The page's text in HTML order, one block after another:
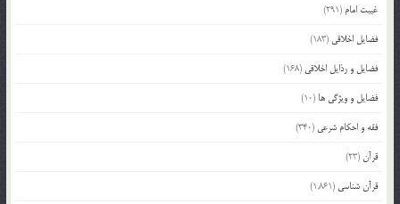
غیبت امام (291)
فضایل اخلاقی (183)
فضایل و رذایل اخلاقی (168)
فضایل و ویژگی ها (10)
فقه و احکام شرعی (340)
قرآن(23)
قرآن شناسی (1,861)